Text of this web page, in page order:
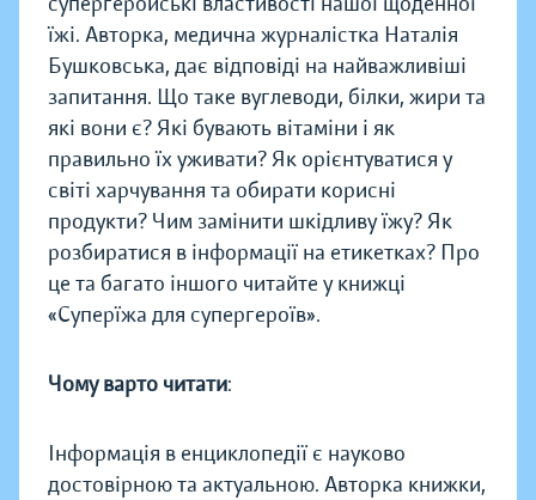
їжі. Авторка, медична журналістка Наталія
Бушковська, дає відповіді на найважливіші
запитання. Що таке вуглеводи, білки, жири та
які вони є? Які бувають вітаміни і як
правильно їх уживати? Як орієнтуватися у
світі харчування та обирати корисні
продукти? Чим замінити шкідливу їжу? Як
розбиратися в інформації на етикетках? Про
це та багато іншого читайте у книжці
«Суперїжа для супергероїв».
Чому варто читати:
Інформація в енциклопедії є науково
достовірною та актуальною. Авторка книжки,